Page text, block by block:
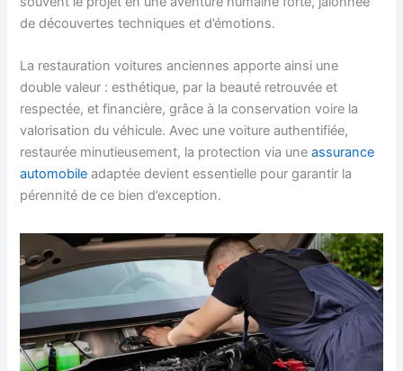
de découvertes techniques et d’émotions.
La restauration voitures anciennes apporte ainsi une
double valeur : esthétique, par la beauté retrouvée et
respectée, et financière, grâce à la conservation voire la
valorisation du véhicule. Avec une voiture authentifiée,
restaurée minutieusement, la protection via uneassurance
automobile adaptée devient essentielle pour garantir la
pérennité de ce bien d’exception.